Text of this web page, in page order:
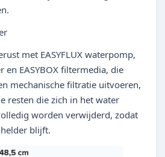
met EASYFLUX waterpomp,
en EASYBOX filtermedia, die
mechanische filtratie uitvoeren,
resten die zich in het water
worden verwijderd, zodat
blijft.